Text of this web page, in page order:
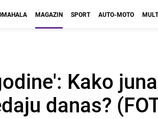
MAGAZIN SPORT AUTO-MOTO
Kako
danas?